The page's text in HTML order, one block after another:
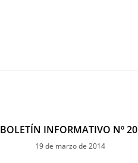
BOLETÍN INFORMATIVO Nº 20
19 de marzo de 2014